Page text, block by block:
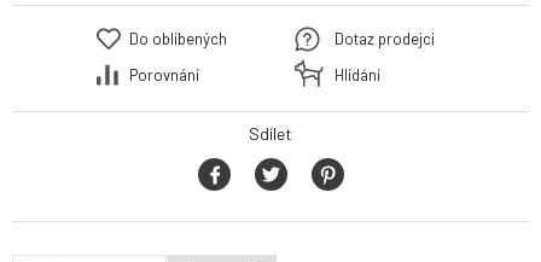
Do oblíbených
Porovnání
Dotaz prodejci
Hlídání
Sdílet